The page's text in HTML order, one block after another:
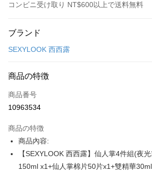
コンビニ受け取り NT$600以上で送料無料
クレジットカード1回払い
LINE Pay
Apple Pay
Easy Wallet
Google Pay
Plus Pay
ブランド
SEXYLOOK 西西露
商品の特徴
商品番号
10963534
商品の特徴
商品內容:
【SEXYLOOK 西西露】仙人掌4件組(夜
150ml x1+仙人掌棉片50片x1+雙精華